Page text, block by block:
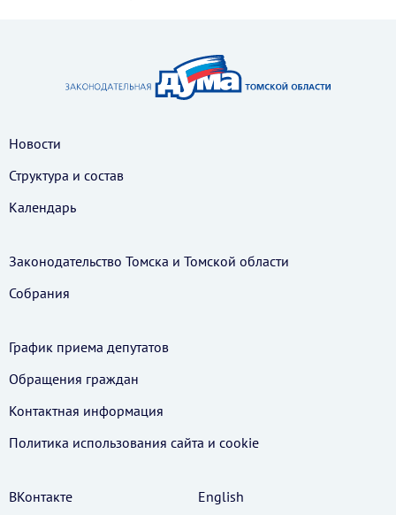
Новости
Структура и состав
Календарь
Законодательство Томска и Томской области
Собрания
График приема депутатов
Обращения граждан
Контактная информация
Политика использования cайта и cookie
ВКонтакте English